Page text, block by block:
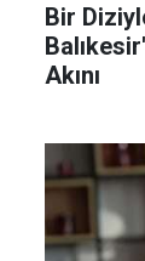
Bir
Akını